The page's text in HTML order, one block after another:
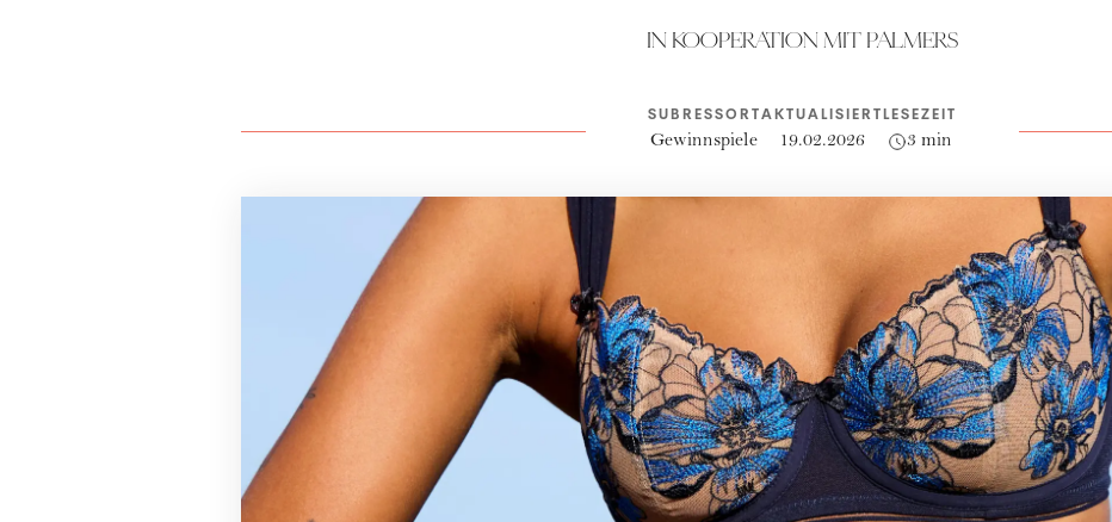
IN KOOPERATION MIT PALMERS
SUBRESSORT
Gewinnspiele
AKTUALISIERT
19.02.2026
LESEZEIT
3 min